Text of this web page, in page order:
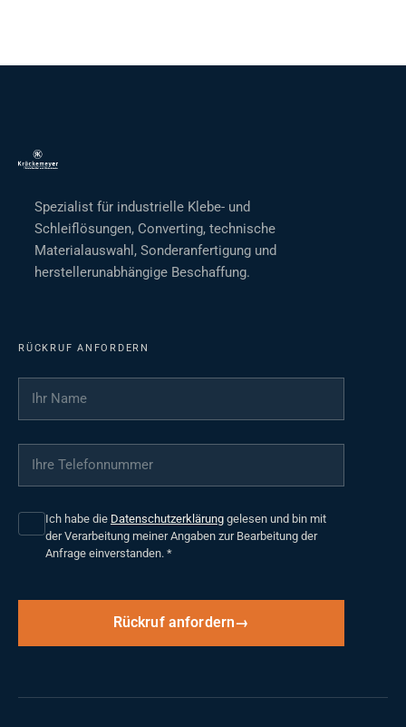
Spezialist für industrielle Klebe- und
Schleiflösungen, Converting, technische
Materialauswahl, Sonderanfertigung und
herstellerunabhängige Beschaffung.
RÜCKRUF ANFORDERN
Ihr Name
Ihre Telefonnummer
Ich habe die Datenschutzerklärung gelesen und bin mit
der Verarbeitung meiner Angaben zur Bearbeitung der
Anfrage einverstanden. *
Rückruf anfordern